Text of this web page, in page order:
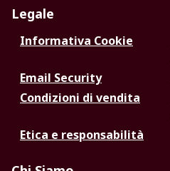
Legale
Informativa Cookie
Email Security
Condizioni di vendita
Etica e responsabilità